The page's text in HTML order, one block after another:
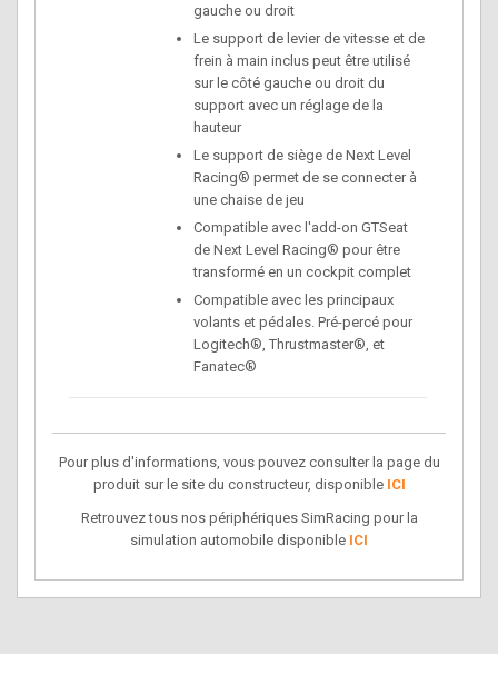
gauche ou droit
Le support de levier de vitesse et de
frein à main inclus peut être utilisé
sur le côté gauche ou droit du
support avec un réglage de la
hauteur
Le support de siège de Next Level
Racing® permet de se connecter à
une chaise de jeu
Compatible avec l'add-on GTSeat
de Next Level Racing® pour être
transformé en un cockpit complet
Compatible avec les principaux
volants et pédales. Pré-percé pour
Logitech®, Thrustmaster®, et
Fanatec®
Pour plus d'informations, vous pouvez consulter la page du
produit sur le site du constructeur, disponible ICI
Retrouvez tous nos périphériques SimRacing pour la
simulation automobile disponible ICI